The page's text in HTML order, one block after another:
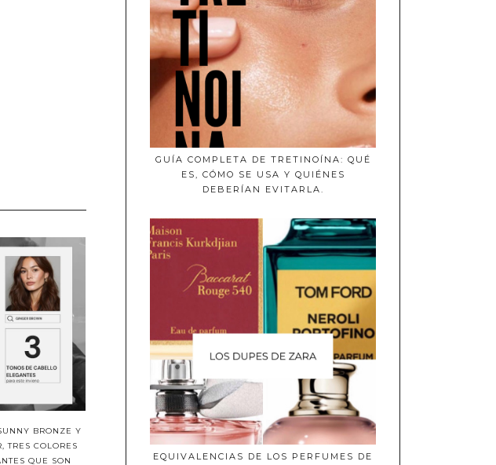
BRONZE Y
TRES COLORES
QUE SON
GUÍA COMPLETA DE TRETINOÍNA: QUÉ
ES, CÓMO SE USA Y QUIÉNES
DEBERÍAN EVITARLA.
EQUIVALENCIAS DE LOS PERFUMES DE